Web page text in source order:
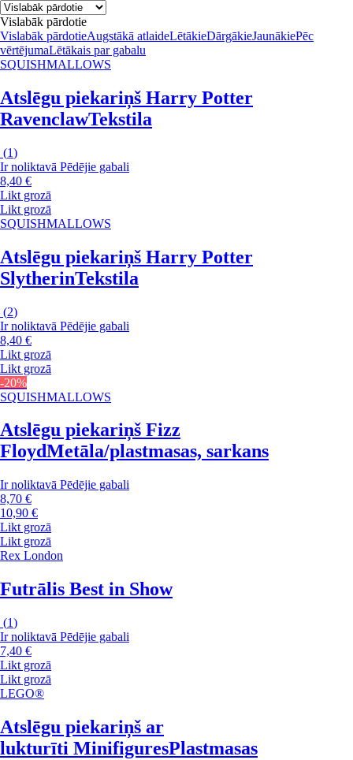
Vislabāk pārdotie
Vislabāk pārdotieAugstākā atlaideLētākieDārgākieJaunākiePēc
vērtējumaLētākais par gabalu
SQUISHMALLOWS
Atslēgu piekariņš Harry Potter
RavenclawTekstila
(1)
Ir noliktavā Pēdējie gabali
8,40 €
Likt grozā
Likt grozā
SQUISHMALLOWS
Atslēgu piekariņš Harry Potter
SlytherinTekstila
(2)
Ir noliktavā Pēdējie gabali
8,40 €
Likt grozā
Likt grozā
-20%
SQUISHMALLOWS
Atslēgu piekariņš Fizz
FloydMetāla/plastmasas, sarkans
Ir noliktavā Pēdējie gabali
8,70 €
10,90 €
Likt grozā
Likt grozā
Rex London
Futrālis Best in Show
(1)
Ir noliktavā Pēdējie gabali
7,40 €
Likt grozā
Likt grozā
LEGO®
Atslēgu piekariņš ar
lukturīti MinifiguresPlastmasas